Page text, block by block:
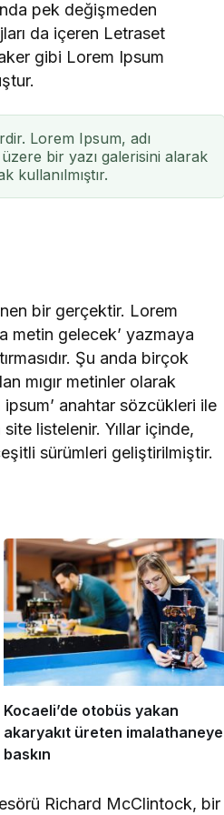
pek değişmeden
da içeren Letraset
gibi Lorem Ipsum
Lorem Ipsum, adı
bir yazı galerisini alarak
kullanılmıştır.
bir gerçektir. Lorem
metin gelecek’ yazmaya
Şu anda birçok
mıgır metinler olarak
ipsum’ anahtar sözcükleri ile
site listelenir. Yıllar içinde,
sürümleri geliştirilmiştir.
Kocaeli’de otobüs yakan
akaryakıt üreten imalathaneye
baskın
Richard McClintock, bir